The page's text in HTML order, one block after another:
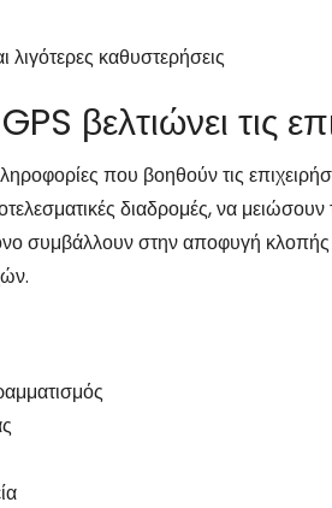
καθυστερήσεις
βελτιώνει τις
που βοηθούν τις
διαδρομές, να
συμβάλλουν στην αποφυγή κλοπής